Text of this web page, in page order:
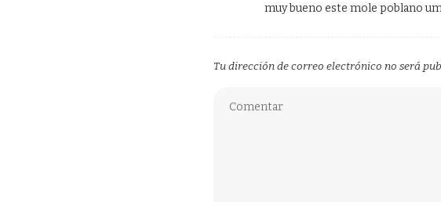
muy bueno este mole poblano
Tu dirección de correo electrónico no será